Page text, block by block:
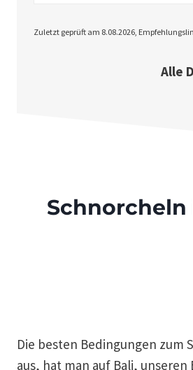
Zuletzt geprüft am 8.08.2026,
Alle
Die besten Bedingungen zum
aus, hat man auf Bali,